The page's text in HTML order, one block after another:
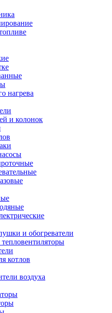
нагрева
и колонок
и обогреватели
котлов
воздуха